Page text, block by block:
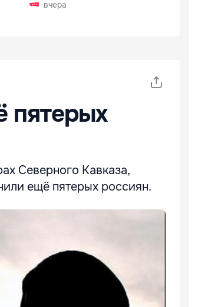
вчера
пятерых
Северного Кавказа,
ещё пятерых россиян.